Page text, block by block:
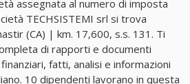
assegnata al numero di imposta
TECHSISTEMI srl si trova
(CA) | km. 17,600, s.s. 131. Ti
di rapporti e documenti
fatti, analisi e informazioni
10 dipendenti lavorano in questa